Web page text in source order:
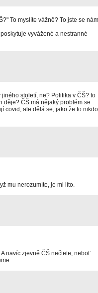
To myslíte vážně? To jste se nám
vyvážené a nestranné
století, ne? Politika v ČŠ? to
děje? ČŠ má nějaký problém se
covid, ale dělá se, jako že to nikdo
mu nerozumíte, je mi líto.
navíc zjevně ČŠ nečtete, neboť